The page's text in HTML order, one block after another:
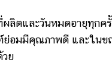
และวันหมดอายุทุกครั้
อมมีคุณภาพดี และในข
วย